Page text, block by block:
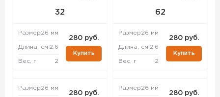
32
Размер26 мм
Длина, см 2.6
Вес, г 2
280 руб.
Купить
Размер26 мм
280 руб.
62
Размер26 мм
Длина, см 2.6
Вес, г 2
280 руб.
Купить
Размер26 мм
280 руб.